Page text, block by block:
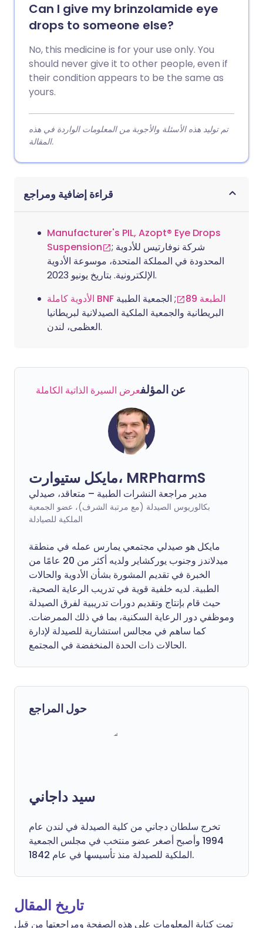
Can I give my brinzolamide eye
drops to someone else?
No, this medicine is for your use only. You
should never give it to other people, even if
their condition appears to be the same as
yours.
تم توليد هذه الأسئلة والأجوبة من المعلومات الواردة في هذه
المقالة.
قراءة إضافية ومراجع
Manufacturer's PIL, Azopt® Eye Drops
Suspension
; شركة نوفارتيس للأدوية
المحدودة في المملكة المتحدة، موسوعة الأدوية
الإلكترونية. بتاريخ يونيو 2023.
الأدوية كاملة BNF الطبعة 89
; الجمعية الطبية
البريطانية والجمعية الملكية الصيدلانية لبريطانيا
العظمى، لندن.
عن المؤلفعرض السيرة الذاتية الكاملة
مايكل ستيوارت، MRPharmS
مدير مراجعة النشرات الطبية – متعاقد، صيدلي
بكالوريوس الصيدلة (مع مرتبة الشرف)، عضو الجمعية
الملكية للصيادلة
مايكل هو صيدلي مجتمعي يمارس عمله في منطقة
ميدلاندز وجنوب يوركشاير ولديه أكثر من 20 عامًا من
الخبرة في تقديم المشورة بشأن الأدوية والحالات
الطبية. لديه خلفية قوية في تدريب الرعاية الصحية،
حيث قام بإنتاج وتقديم دورات تدريبية لفرق الصيدلة
وموظفي دور الرعاية السكنية، بما في ذلك الممرضات.
كما ساهم في مجالس استشارية للصيدلة لإدارة
الحالات ذات الحدة المنخفضة في المجتمع.
حول المراجع
سيد داجاني
تخرج سلطان دجاني من كلية الصيدلة في لندن عام
1994 وأصبح أصغر عضو منتخب في مجلس الجمعية
الملكية للصيدلة منذ تأسيسها في عام 1842.
تاريخ المقال
تمت كتابة المعلومات على هذه الصفحة ومراجعتها من قبل